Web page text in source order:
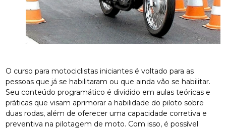
O curso para motociclistas iniciantes é voltado para as
pessoas que já se habilitaram ou que ainda vão se habilitar.
Seu conteúdo programático é dividido em aulas teóricas e
práticas que visam aprimorar a habilidade do piloto sobre
duas rodas, além de oferecer uma capacidade corretiva e
preventiva na pilotagem de moto. Com isso, é possível